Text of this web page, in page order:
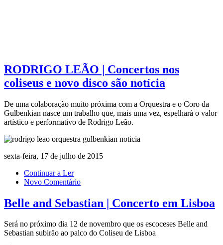
RODRIGO LEÃO | Concertos nos
coliseus e novo disco são notícia
De uma colaboração muito próxima com a Orquestra e o Coro da
Gulbenkian nasce um trabalho que, mais uma vez, espelhará o valor
artístico e performativo de Rodrigo Leão.
sexta-feira, 17 de julho de 2015
Continuar a Ler
Novo Comentário
Belle and Sebastian | Concerto em Lisboa
Será no próximo dia 12 de novembro que os escoceses Belle and
Sebastian subirão ao palco do Coliseu de Lisboa